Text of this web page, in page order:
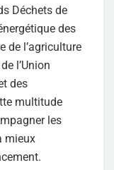
Déchets de
des
de l’agriculture
l’Union
des
multitude
les
mieux